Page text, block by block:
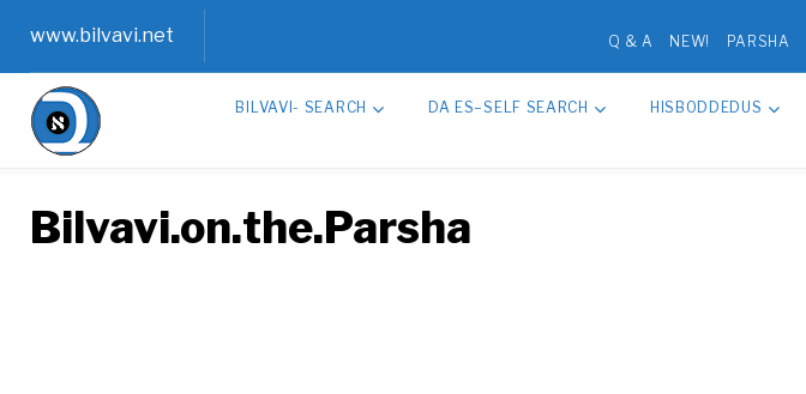
Skip
to
content
www.bilvavi.net Q & A NEW! PARSHA
BILVAVI- SEARCH DA ES–SELF SEARCH HISBODDEDUS
Bilvavi.on.the.Parsha